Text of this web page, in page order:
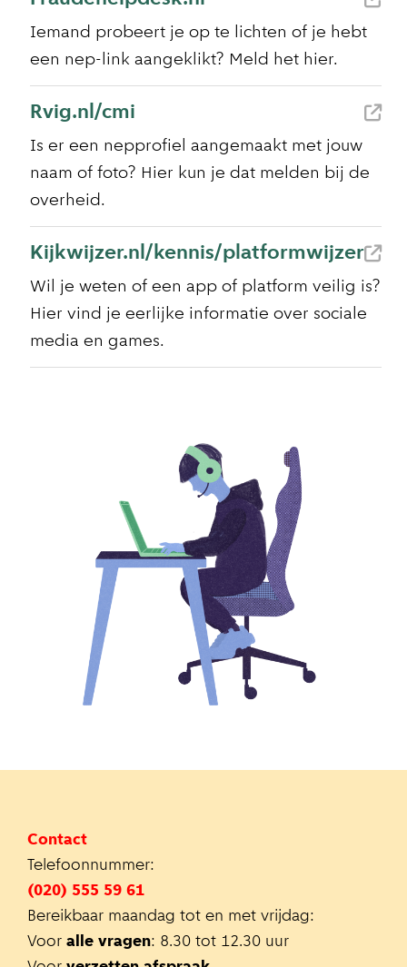
Iemand probeert je op te lichten of je hebt
een nep-link aangeklikt? Meld het hier.
Rvig.nl/cmi
Is er een nepprofiel aangemaakt met jouw
naam of foto? Hier kun je dat melden bij de
overheid.
Kijkwijzer.nl/kennis/platformwijzer
Wil je weten of een app of platform veilig is?
Hier vind je eerlijke informatie over sociale
media en games.
Contact
Telefoonnummer:
(020) 555 59 61
Bereikbaar maandag tot en met vrijdag:
Voor alle vragen: 8.30 tot 12.30 uur